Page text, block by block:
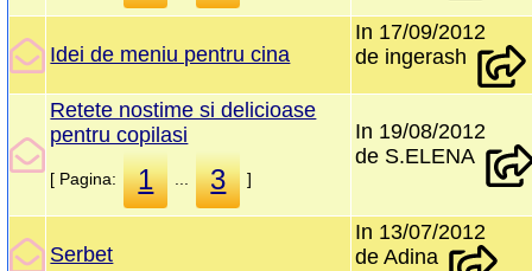
Idei de meniu pentru cina
In 17/09/2012
de ingerash
Retete nostime si delicioase
pentru copilasi
[ Pagina: 1 3 ]
In 19/08/2012
de S.ELENA
Serbet
In 13/07/2012
de Adina